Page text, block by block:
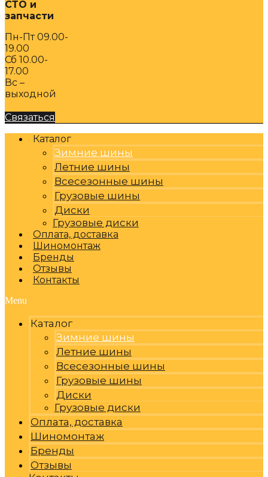
СТО и
запчасти
Пн-Пт 09.00-
19.00
Сб 10.00-
17.00
Вс –
выходной
Связаться
Каталог
Зимние шины
Летние шины
Всесезонные шины
Грузовые шины
Диски
Грузовые диски
Оплата, доставка
Шиномонтаж
Бренды
Отзывы
Контакты
Menu
Каталог
Зимние шины
Летние шины
Всесезонные шины
Грузовые шины
Диски
Грузовые диски
Оплата, доставка
Шиномонтаж
Бренды
Отзывы